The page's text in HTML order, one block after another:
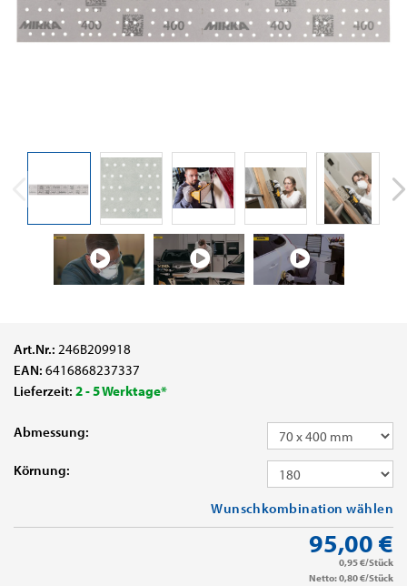
Art.Nr.: 246B209918
EAN: 6416868237337
Lieferzeit: 2 - 5 Werktage*
Abmessung:
Körnung:
Wunschkombination wählen
95,00 €
0,95 €/Stück
Netto: 0,80 €/Stück